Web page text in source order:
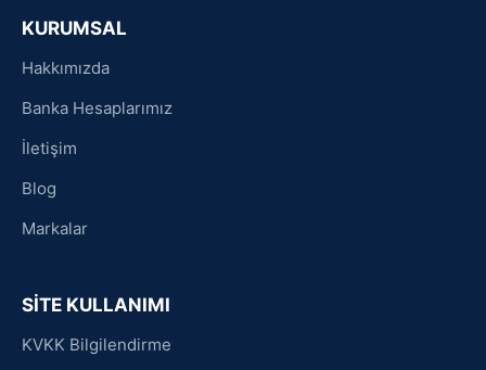
KURUMSAL
Hakkımızda
Banka Hesaplarımız
İletişim
Blog
Markalar
SİTE KULLANIMI
KVKK Bilgilendirme